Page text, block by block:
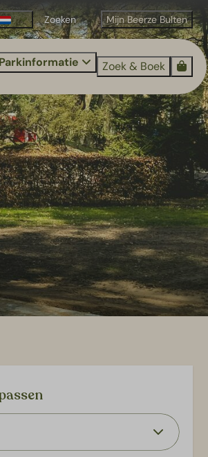
Mijn Beerze Bulten
Parkinformatie Zoek & Boek